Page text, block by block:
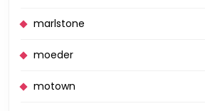
marlstone
moeder
motown